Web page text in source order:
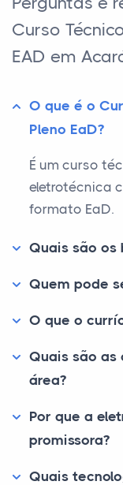
Curso
EAD em
O que é o
Pleno EaD?
É um curso
eletrotécnica
formato EaD.
Quais são os
Quem pode
O que o
Quais são as
área?
Por que a
promissora?
Quais